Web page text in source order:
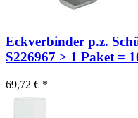
Eckverbinder p.z.
S226967 > 1 Paket =
69,72 € *